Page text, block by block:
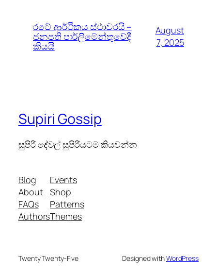
රටේ ආර්ථිකය ස්ථාවරයි –
ජනපති පාර්ලිමේන්තුවේදී
කියයි
August
7, 2025
Supiri Gossip
සුපිරි දේවල් සුපිරියටම කියවන්න
Blog
About
FAQs
Authors
Events
Shop
Patterns
Themes
Twenty Twenty-Five Designed withWordPress